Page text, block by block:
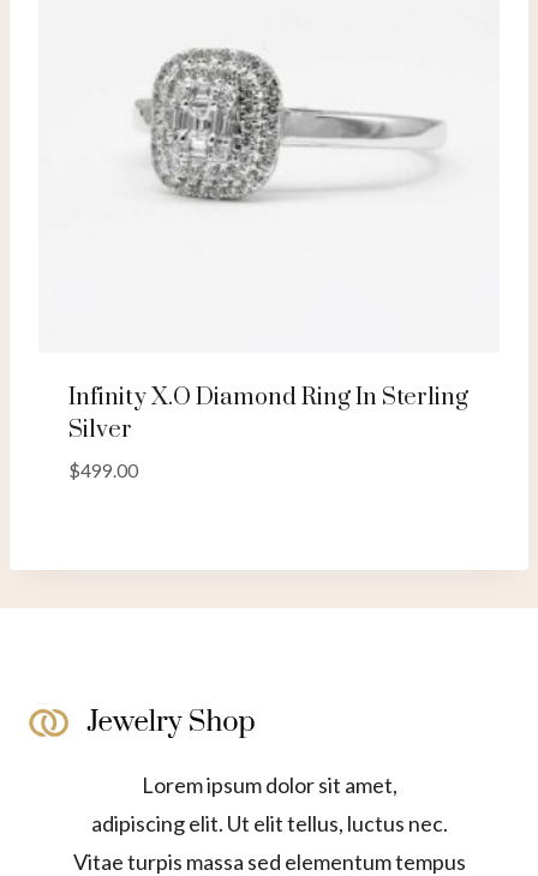
Infinity X.O Diamond Ring In Sterling
Silver
$499.00
Lorem ipsum dolor sit amet,
adipiscing elit. Ut elit tellus, luctus nec.
Vitae turpis massa sed elementum tempus